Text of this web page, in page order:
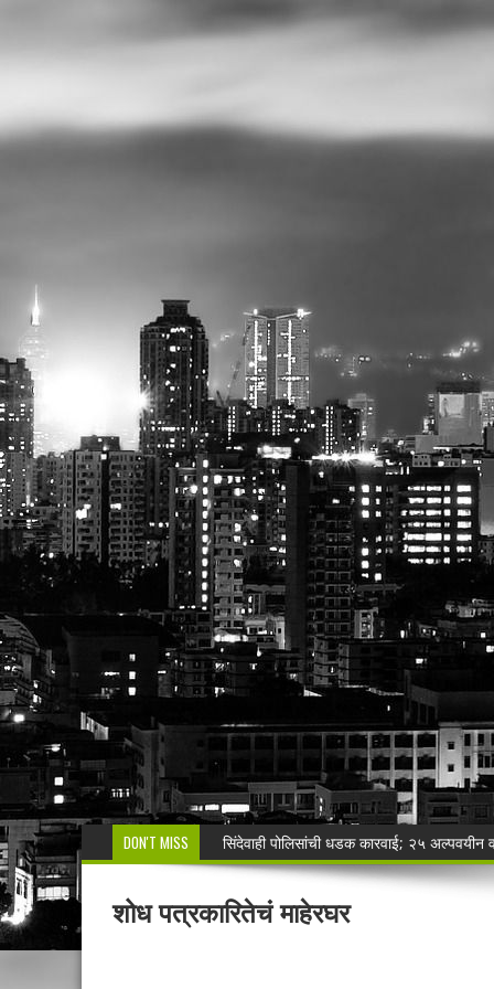
DON'T MISS
🚨 एकाच नंबरवर दोन हायवा; एकाच ई-टीपीवर
शेगाव पोलीस यांचा गर्भपात प्रकरणातील बोगस डॉ.
मनसेच्या तालुका अध्यक्षा कल्पना पोतर्लावार यांनी
वरोरा येथे कारगिल विजयदीन साजरा Kargil
🚨 धडाकेबाज कारवाई! LCBच्या थरारक
शोध पत्रकारितेचं माहेरघर